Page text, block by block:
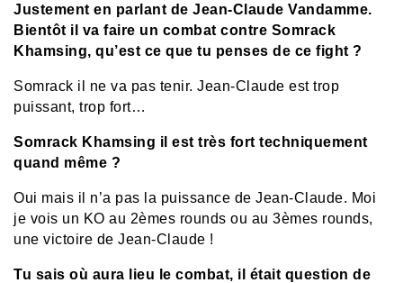
Justement en parlant de Jean-Claude Vandamme.
Bientôt il va faire un combat contre Somrack
Khamsing, qu’est ce que tu penses de ce fight ?
Somrack il ne va pas tenir. Jean-Claude est trop
puissant, trop fort…
Somrack Khamsing il est très fort techniquement
quand même ?
Oui mais il n’a pas la puissance de Jean-Claude. Moi
je vois un KO au 2èmes rounds ou au 3èmes rounds,
une victoire de Jean-Claude !
Tu sais où aura lieu le combat, il était question de